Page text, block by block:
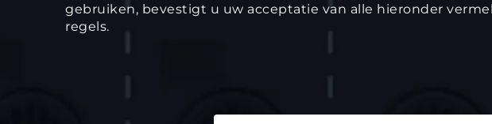
gebruiken, bevestigt u uw acceptatie van alle hieronder
regels.